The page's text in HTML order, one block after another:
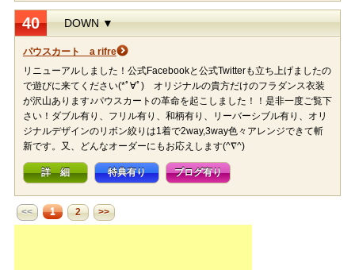
40 DOWN ▼
パウスカート a rifre
リニューアルしました！公式Facebookと公式Twitterも立ち上げましたの
で遊びに来てください(*ﾟ∀ﾟ)ゞオリジナルの貴方だけのフラダンス衣装
が沢山あります♪パウスカートの革命を起こしました！！是非一度ご覧下
さい！ダブル有り、フリル有り、和柄有り、リーバーシブル有り、オリ
ジナルデザインのリボン絞りは1着で2way,3way色々アレンジできて斬
新です。又、どんなオーダーにもお応えします(^∇^)
詳 細 特典有り ブログ有り
<< 1 2 >>